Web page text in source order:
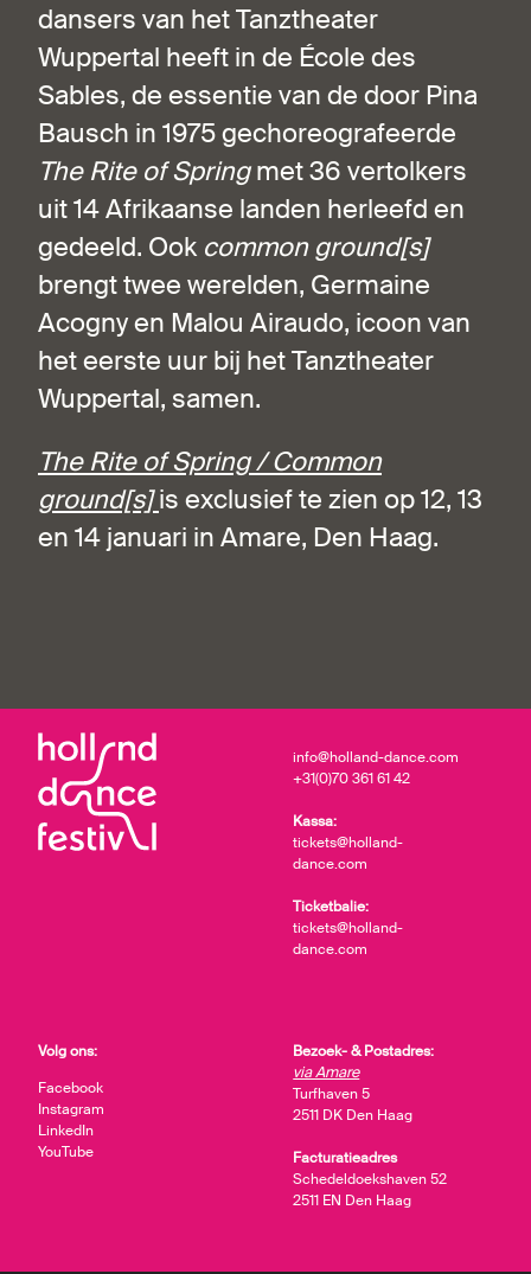
dansers van het Tanztheater
Wuppertal heeft in de École des
Sables, de essentie van de door Pina
Bausch in 1975 gechoreografeerde
The Rite of Springmet 36 vertolkers
uit 14 Afrikaanse landen herleefd en
gedeeld. Ook common ground[s]
brengt twee werelden, Germaine
Acogny en Malou Airaudo, icoon van
het eerste uur bij het Tanztheater
Wuppertal, samen.
The Rite of Spring / Common
ground[s] is exclusief te zien op 12, 13
en 14 januari in Amare, Den Haag.
info@holland-dance.com
+31(0)70 361 61 42
Kassa:
tickets@holland-
dance.com
Ticketbalie:
tickets@holland-
dance.com
Bezoek- & Postadres:
via Amare
Turfhaven 5
2511 DK Den Haag
Facturatieadres
Schedeldoekshaven 52
2511 EN Den Haag
Volg ons:
Facebook
Instagram
LinkedIn
YouTube